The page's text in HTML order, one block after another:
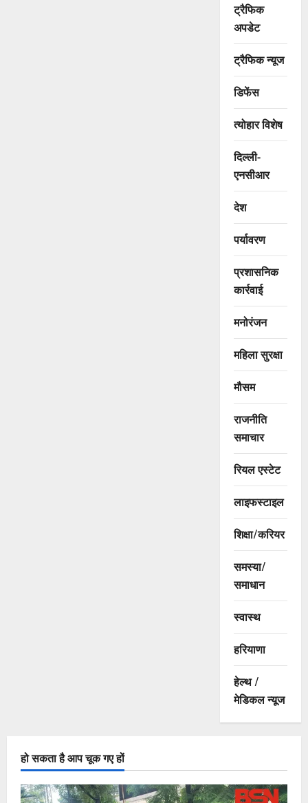
ट्रैफिक
अपडेट
ट्रैफिक न्यूज
डिफेंस
त्योहार विशेष
दिल्ली-
एनसीआर
देश
पर्यावरण
प्रशासनिक
कार्रवाई
मनोरंजन
महिला सुरक्षा
मौसम
राजनीति
समाचार
रियल एस्टेट
लाइफस्टाइल
शिक्षा/करियर
समस्या/
समाधान
स्वास्थ
हरियाणा
हेल्थ /
मेडिकल न्यूज
हो सकता है आप चूक गए हों